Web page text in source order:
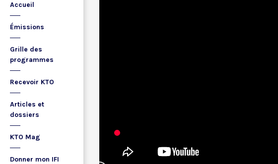
Accueil
Émissions
Grille des
programmes
Recevoir KTO
Articles et
dossiers
KTO Mag
Donner mon IFI